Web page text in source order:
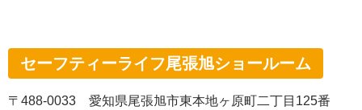
セーフティーライフ尾張旭ショールーム
〒488-0033 愛知県尾張旭市東本地ヶ原町二丁目125番